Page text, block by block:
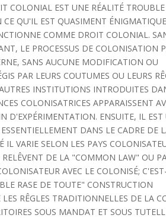
COLONIAL EST UNE RÉALITÉ
CE QU'IL EST QUASIMENT ÉNIGMATIQUE
COMME DROIT COLONIAL.
LE PROCESSUS DE COLONISATION
SANS AUCUNE MODIFICATION OU
PAR LEURS COUTUMES OU LEURS
INSTITUTIONS INTRODUITES
COLONISATRICES APPARAISSENT
D'EXPÉRIMENTATION. ENSUITE, IL EST
DANS LE CADRE DE
VARIE SELON LES PAYS
DE LA "COMMON LAW" OU
AVEC LE COLONISÉ;
RASE DE TOUTE" CONSTRUCTION
RÊGLES TRADITIONNELLES DE LA
SOUS MANDAT ET SOUS